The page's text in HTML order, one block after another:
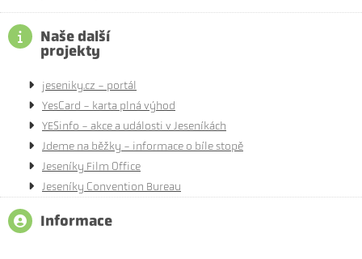
Naše další
projekty
jeseniky.cz - portál
YesCard - karta plná výhod
YESinfo - akce a události v Jeseníkách
Jdeme na běžky - informace o bíle stopě
Jeseníky Film Office
Jeseníky Convention Bureau
Informace